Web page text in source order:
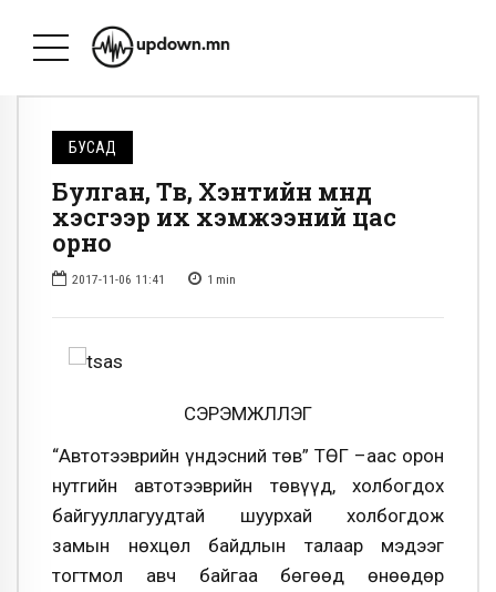
БУСАД
Булган, Төв, Хэнтийн өмнөд
хэсгээр их хэмжээний цас
орно
2017-11-06 11:41 1 min
СЭРЭМЖЛҮҮЛЭГ
“Автотээврийн үндэсний төв” ТӨҮГ –аас орон
нутгийн автотээврийн төвүүд, холбогдох
байгууллагуудтай шуурхай холбогдож
замын нөхцөл байдлын талаар мэдээг
тогтмол авч байгаа бөгөөд өнөөдөр